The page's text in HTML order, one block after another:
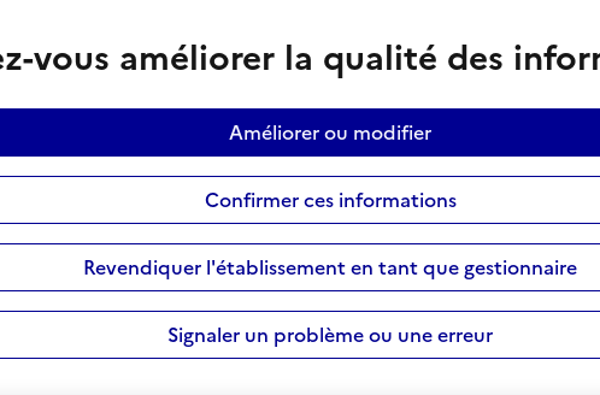
vous améliorer la qualité des
Améliorer ou modifier
Confirmer ces informations
Revendiquer l'établissement en tant que gestionnaire
Signaler un problème ou une erreur